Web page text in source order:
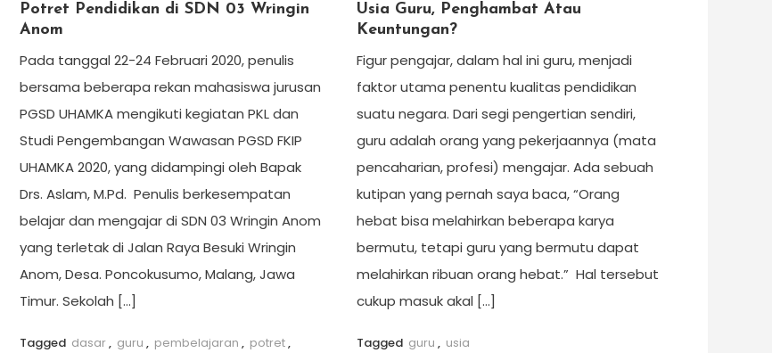
Potret Pendidikan di SDN 03 Wringin
Anom
Pada tanggal 22-24 Februari 2020, penulis
bersama beberapa rekan mahasiswa jurusan
PGSD UHAMKA mengikuti kegiatan PKL dan
Studi Pengembangan Wawasan PGSD FKIP
UHAMKA 2020, yang didampingi oleh Bapak
Drs. Aslam, M.Pd. Penulis berkesempatan
belajar dan mengajar di SDN 03 Wringin Anom
yang terletak di Jalan Raya Besuki Wringin
Anom, Desa. Poncokusumo, Malang, Jawa
Timur. Sekolah […]
Tagged dasar, guru , pembelajaran , potret,
Usia Guru, Penghambat Atau
Keuntungan?
Figur pengajar, dalam hal ini guru, menjadi
faktor utama penentu kualitas pendidikan
suatu negara. Dari segi pengertian sendiri,
guru adalah orang yang pekerjaannya (mata
pencaharian, profesi) mengajar. Ada sebuah
kutipan yang pernah saya baca, “Orang
hebat bisa melahirkan beberapa karya
bermutu, tetapi guru yang bermutu dapat
melahirkan ribuan orang hebat.” Hal tersebut
cukup masuk akal […]
Tagged guru , usia